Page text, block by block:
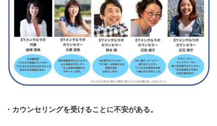
・カウンセリングを受けることに不安がある。